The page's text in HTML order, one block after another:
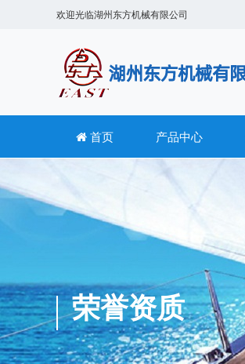
欢迎光临湖州东方机械有限公司
首页 产品中心
荣誉资质